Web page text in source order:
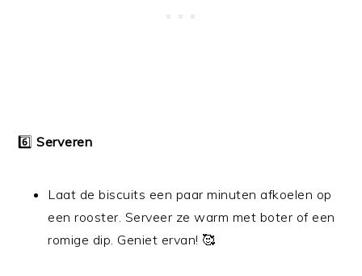
6️⃣Serveren
Laat de biscuits een paar minuten afkoelen op
een rooster. Serveer ze warm met boter of een
romige dip. Geniet ervan! 🥰